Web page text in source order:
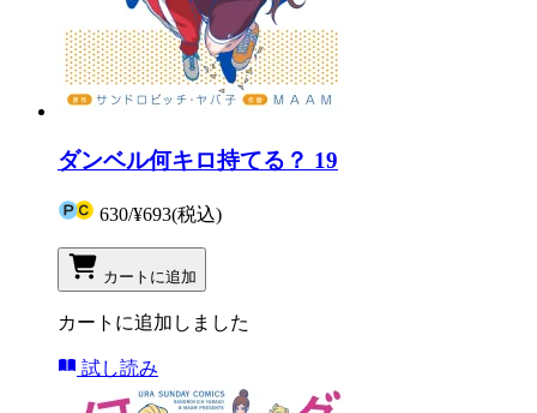
ダンベル何キロ持てる？ 19
630/¥693(税込)
カートに追加
カートに追加しました
試し読み